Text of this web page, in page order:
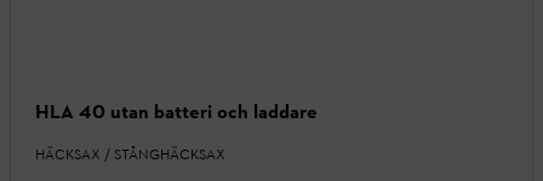
HLA 40 utan batteri och laddare
HÄCKSAX / STÅNGHÄCKSAX